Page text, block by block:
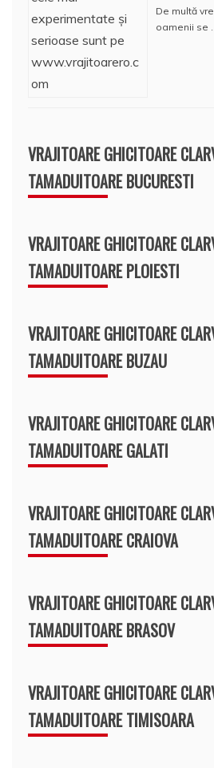
De multă
oamenii se …
VRAJITOARE GHICITOARE
TAMADUITOARE BUCURESTI
VRAJITOARE GHICITOARE
TAMADUITOARE PLOIESTI
VRAJITOARE GHICITOARE
TAMADUITOARE BUZAU
VRAJITOARE GHICITOARE
TAMADUITOARE GALATI
VRAJITOARE GHICITOARE
TAMADUITOARE CRAIOVA
VRAJITOARE GHICITOARE
TAMADUITOARE BRASOV
VRAJITOARE GHICITOARE
TAMADUITOARE TIMISOARA